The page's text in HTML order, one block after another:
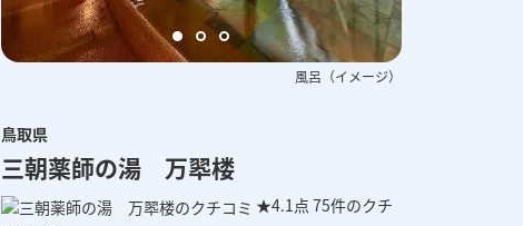
外観（イメージ）
ご当地プレミアムバイキング（イメージ）
風呂（イメージ）
鳥取県
三朝薬師の湯 万翆楼
★4.1点 75件のクチ